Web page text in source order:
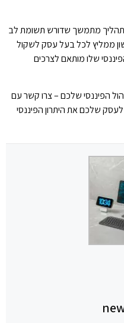
תהליך מתמשך שדורש תשומת לב
ממליץ לכל בעל עסק לשקול
שלו מותאם לצרכים
הפיננסי שלכם – צרו קשר עם
לעסק שלכם את היתרון הפיננסי